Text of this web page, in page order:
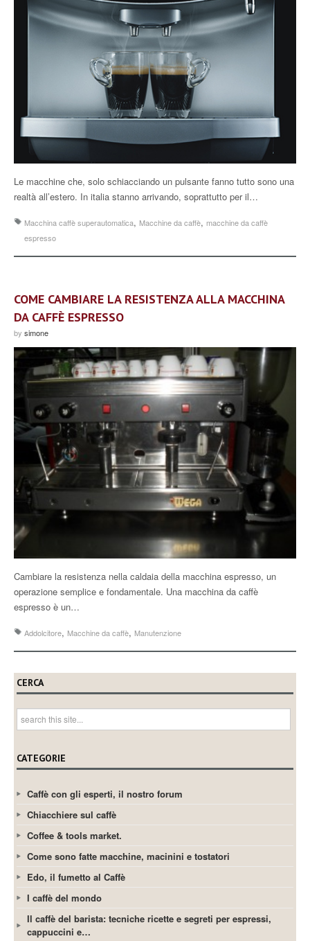
Le macchine che, solo schiacciando un pulsante fanno tutto sono una
realtà all’estero. In italia stanno arrivando, soprattutto per il…
Macchina caffè superautomatica, Macchine da caffè, macchine da caffè
espresso
COME CAMBIARE LA RESISTENZA ALLA MACCHINA
DA CAFFÈ ESPRESSO
by simone
Cambiare la resistenza nella caldaia della macchina espresso, un
operazione semplice e fondamentale. Una macchina da caffè
espresso è un…
Addolcitore, Macchine da caffè, Manutenzione
CERCA
CATEGORIE
Caffè con gli esperti, il nostro forum
Chiacchiere sul caffè
Coffee & tools market.
Come sono fatte macchine, macinini e tostatori
Edo, il fumetto al Caffè
I caffè del mondo
Il caffè del barista: tecniche ricette e segreti per espressi,
cappuccini e…